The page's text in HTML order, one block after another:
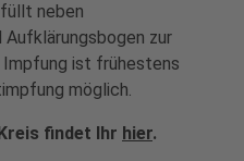
neben
Aufklärungsbogen zur
Impfung ist frühestens
möglich.
findet Ihr hier.